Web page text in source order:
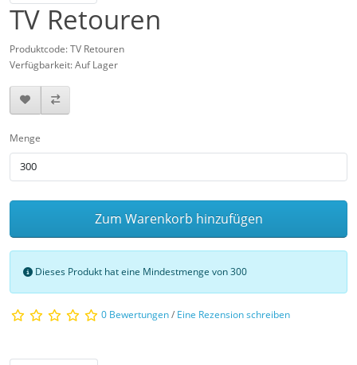
TV Retouren
Produktcode: TV Retouren
Verfügbarkeit: Auf Lager
Menge
Zum Warenkorb hinzufügen
Dieses Produkt hat eine Mindestmenge von 300
0 Bewertungen/ Eine Rezension schreiben